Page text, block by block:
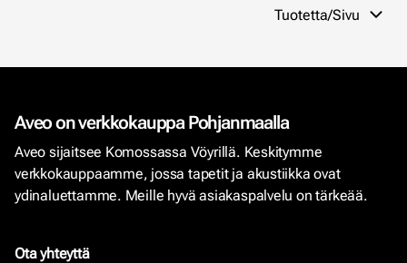
Tuotetta/Sivu
Aveo on verkkokauppa Pohjanmaalla
Aveo sijaitsee Komossassa Vöyrillä. Keskitymme
verkkokauppaamme, jossa tapetit ja akustiikka ovat
ydinaluettamme. Meille hyvä asiakaspalvelu on tärkeää.
Ota yhteyttä